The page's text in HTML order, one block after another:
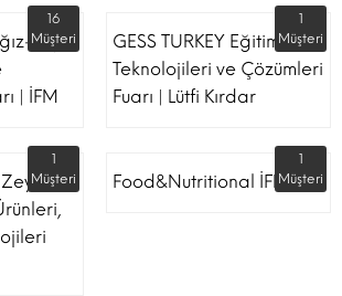
Diş
| İFM
16
Müşteri
GESS TURKEY Eğitim
Teknolojileri ve Çözümleri
Fuarı | Lütfi Kırdar
1
Müşteri
1
Müşteri
Food&Nutritional İFM
1
Müşteri